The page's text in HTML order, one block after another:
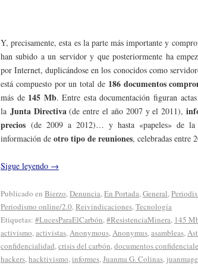
Y, precisamente, esta es la parte más importante y
han subido a un servidor y que posteriormente ha
por Internet, duplicándose en los conocidos como
está compuesto por un total de 186 documentos
más de 145 Mb. Entre esta documentación figuran
la Junta Directiva (de entre el año 2007 y el 2011),
precios (de 2009 a 2012)… y hasta «papeles» de
información de otro tipo de reuniones, celebradas entre
Sigue leyendo →
Publicado en Bierzo,Denuncia,En Portada,General,
Periodismo online/2.0,Reivindicaciones,Tecnología
Etiquetas: #LucesParaElCarbón,#ResistenciaMinera, 145
activismo,activistas,Anonymous,Anonymus,asambleas,
confidencialidad,crisis del carbón,documentos
hackers,hacktivismo,informes,Juanma G. Colinas,